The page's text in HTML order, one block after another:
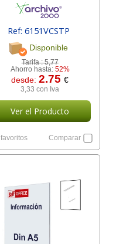
Ref: 6151VCSTP
Disponible
Tarifa :5,77
Ahorro hasta: 52%
desde:2.75€
3,33 con Iva
Ver el Producto
favoritos Comparar